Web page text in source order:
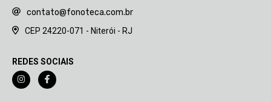
contato@fonoteca.com.br
CEP 24220-071 - Niterói - RJ
REDES SOCIAIS